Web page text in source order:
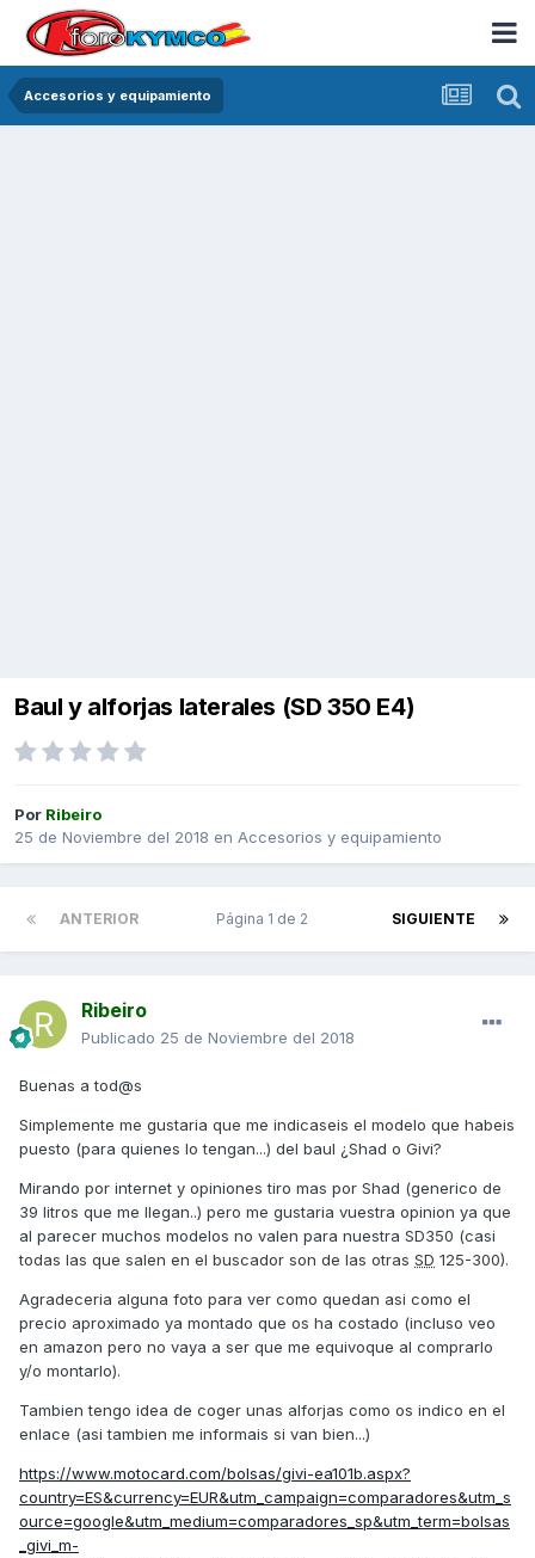
Accesorios y equipamiento
Baul y alforjas laterales (SD 350 E4)
Por Ribeiro
25 de Noviembre del 2018 en Accesorios y equipamiento
ANTERIOR SIGUIENTE
Página 1 de 2
Ribeiro
Publicado 25 de Noviembre del 2018
Buenas a tod@s
Simplemente me gustaria que me indicaseis el modelo que habeis
puesto (para quienes lo tengan...) del baul ¿Shad o Givi?
Mirando por internet y opiniones tiro mas por Shad (generico de
39 litros que me llegan..) pero me gustaria vuestra opinion ya que
al parecer muchos modelos no valen para nuestra SD350 (casi
todas las que salen en el buscador son de las otras SD 125-300).
Agradeceria alguna foto para ver como quedan asi como el
precio aproximado ya montado que os ha costado (incluso veo
en amazon pero no vaya a ser que me equivoque al comprarlo
y/o montarlo).
Tambien tengo idea de coger unas alforjas como os indico en el
enlace (asi tambien me informais si van bien...)
https://www.motocard.com/bolsas/givi-ea101b.aspx?
country=ES&currency=EUR&utm_campaign=comparadores&utm_s
ource=google&utm_medium=comparadores_sp&utm_term=bolsas
_givi_m-